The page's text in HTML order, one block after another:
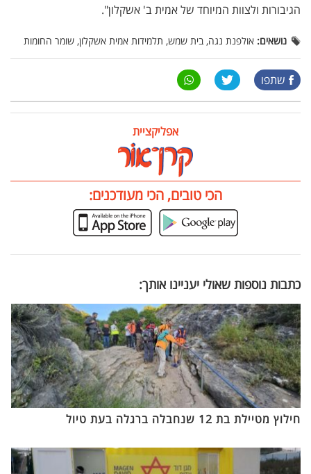
הגיבורות ולצוות המיוחד של אמית ב' אשקלון".
נושאים: אולפנת נגה, בית שמש, תלמידות אמית אשקלון, שומר החומות
שתפו
אפליקציית
הכי טובים, הכי מעודכנים:
כתבות נוספות שאולי יעניינו אותך:
חילוץ מטיילת בת 12 שנחבלה ברגלה בעת טיול